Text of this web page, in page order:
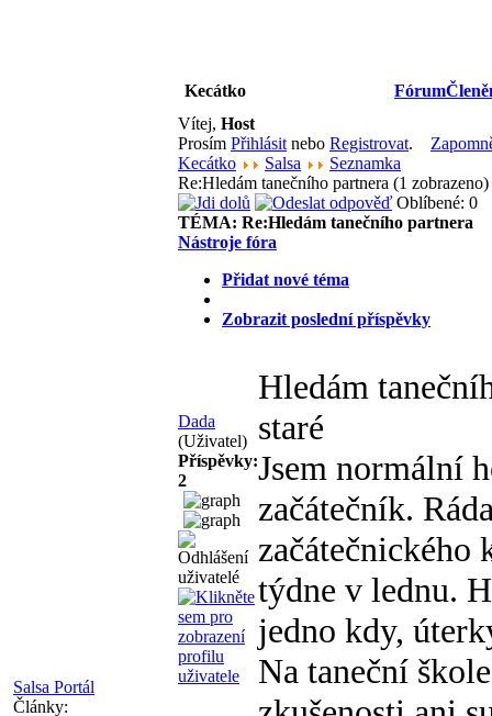
Salsa Portál
Články:
Kecátko Fórum
Vítej, Host
Prosím Přihlásit nebo Registrovat.
Kecátko
Salsa
Seznamka
Re:Hledám tanečního partnera (1 zobrazeno)
Oblíbené: 0
TÉMA: Re:Hledám tanečního partnera
Nástroje fóra
Přidat nové téma
Zobrazit poslední příspěvky
Dada
(Uživatel)
Příspěvky:
2
Hledám
staré
Jsem normální
začátečník.
začátečnického
týdne v lednu.
jedno kdy,
Na taneční